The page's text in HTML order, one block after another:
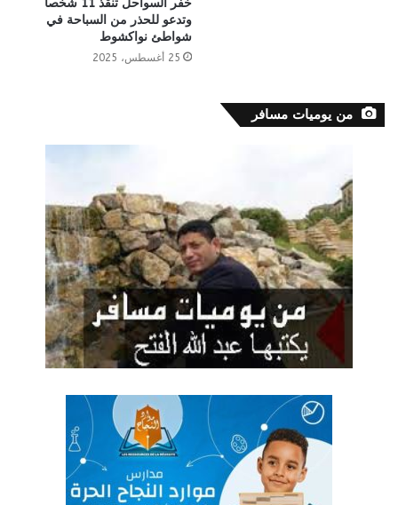
وتدعو للحذر من السباحة في
شواطئ نواكشوط
25 أغسطس، 2025
من يوميات مسافر